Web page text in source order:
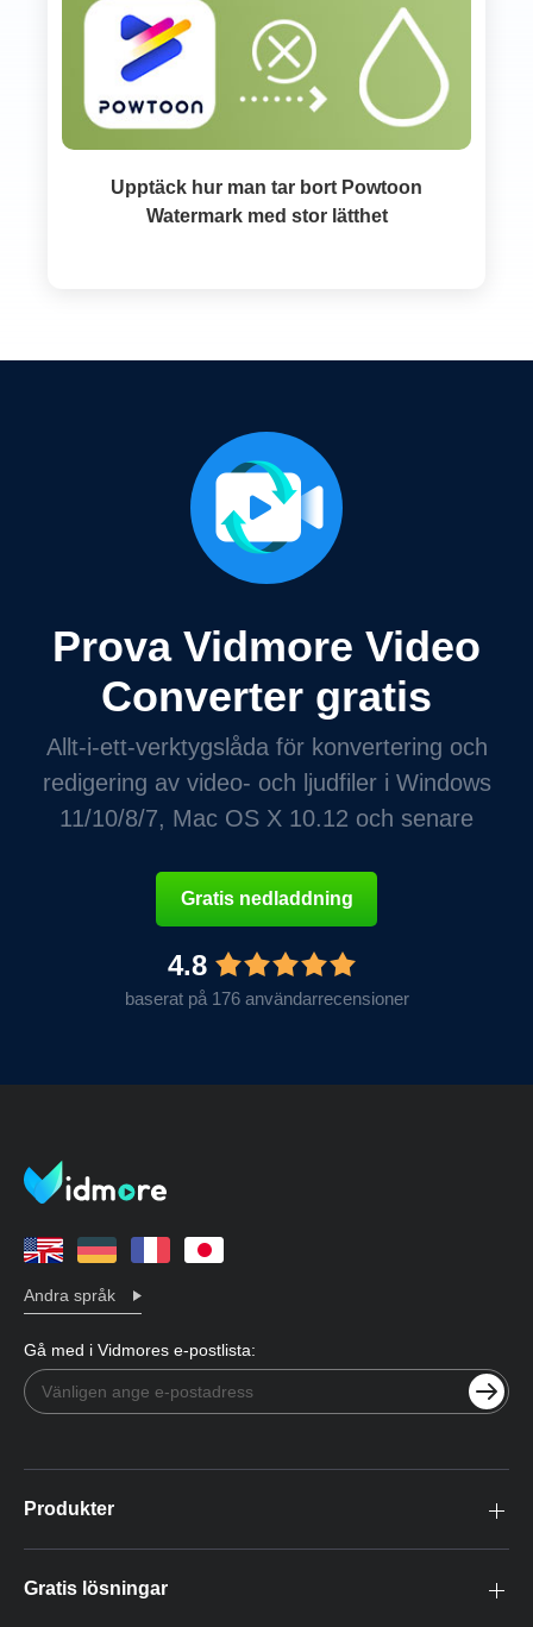
Upptäck hur man tar bort Powtoon
Watermark med stor lätthet
Prova Vidmore Video
Converter gratis
Allt-i-ett-verktygslåda för konvertering och
redigering av video- och ljudfiler i Windows
11/10/8/7, Mac OS X 10.12 och senare
Gratis nedladdning
4.8
baserat på 176 användarrecensioner
Andra språk
Gå med i Vidmores e-postlista:
Produkter
Gratis lösningar